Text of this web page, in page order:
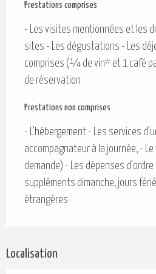
Prestations comprises
Prestations comprises
- Les visites mentionnées et les
sites - Les dégustations - Les
comprises (¼ de vin* et 1 café
de réservation
Prestations non comprises
Prestations non comprises
- L’hébergement - Les services
accompagnateur à la journée, -
demande) - Les dépenses
suppléments dimanche, jours
étrangères
Localisation